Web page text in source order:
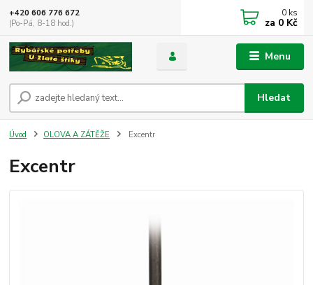
Menu
Hledat
+420 606 776 672
(Po-Pá, 8-18 hod.)
0 ks
za 0 Kč
Úvod OLOVA A ZÁTĚŽE Excentr
Excentr